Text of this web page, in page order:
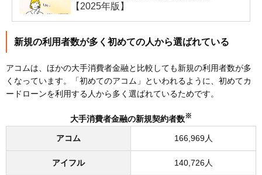
【2025年版】
新規の利用者数が多く初めての人から選ばれている
アコムは、ほかの大手消費者金融と比較しても新規の利用者数が多
くなっています。「初めてのアコム」といわれるように、初めてカ
ードローンを利用する人から多く選ばれているためです。
大手消費者金融の新規契約者数※
アコム 166,969人
アイフル 140,726人